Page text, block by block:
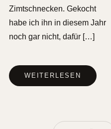
Zimtschnecken. Gekocht
habe ich ihn in diesem Jahr
noch gar nicht, dafür […]
WEITERLESEN